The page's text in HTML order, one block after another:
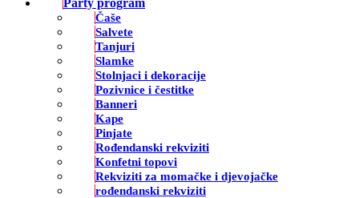
Čaše
Salvete
Tanjuri
Slamke
Stolnjaci i dekoracije
Pozivnice i čestitke
Banneri
Kape
Pinjate
Rođendanski rekviziti
Konfetni topovi
Rekviziti za momačke i djevojačke
rođendanski rekviziti